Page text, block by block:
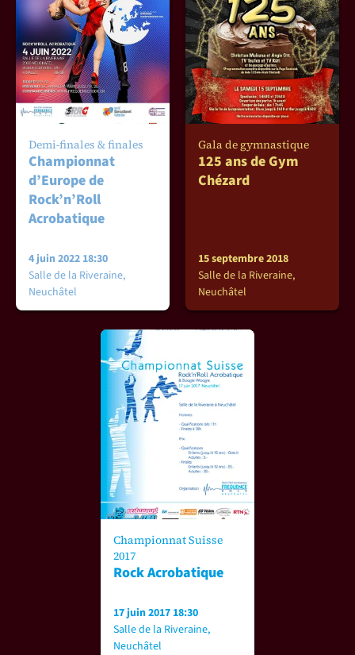
Demi-finales & finales
Championnat
d’Europe de
Rock’n’Roll
Acrobatique
4 juin 2022 18:30
Salle de la Riveraine,
Neuchâtel
Gala de gymnastique
125 ans de Gym
Chézard
15 septembre 2018
Salle de la Riveraine,
Neuchâtel
Championnat Suisse
2017
Rock Acrobatique
17 juin 2017 18:30
Salle de la Riveraine,
Neuchâtel